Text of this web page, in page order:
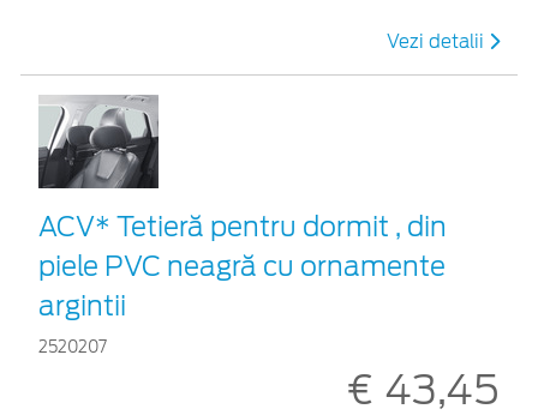
Vezi detalii
ACV* Tetieră pentru dormit , din
piele PVC neagră cu ornamente
argintii
2520207
€ 43,45